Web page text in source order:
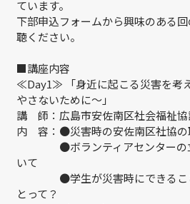
ています。
下部申込フォームから興味のある
聴ください。
■講座内容
≪Day1≫ 「身近に起こる災害を考
やさないために～」
講 師：広島市安佐南区社会福祉
内 容：●災害時の安佐南区社協の
●ボランティアセンターの立
いて
●学生が災害時にできること
とって？